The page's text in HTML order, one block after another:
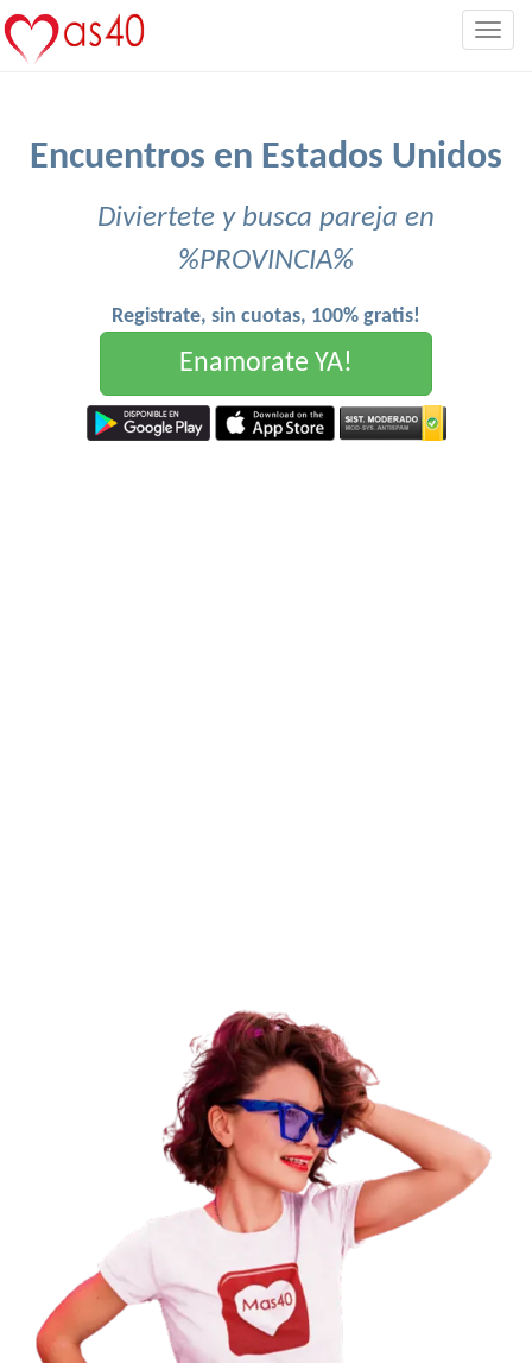
Encuentros en Estados Unidos
Diviertete y busca pareja en
%PROVINCIA%
Registrate, sin cuotas, 100% gratis!
Enamorate YA!